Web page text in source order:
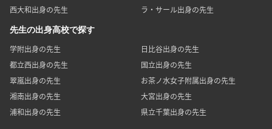
西大和出身の先生
ラ・サール出身の先生
先生の出身高校で探す
学附出身の先生
日比谷出身の先生
都立西出身の先生
国立出身の先生
翠嵐出身の先生
お茶ノ水女子附属出身の先生
湘南出身の先生
大宮出身の先生
浦和出身の先生
県立千葉出身の先生